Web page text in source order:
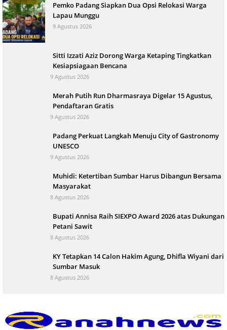
Pemko Padang Siapkan Dua Opsi Relokasi Warga
Lapau Munggu
9 Agustus 2026
Sitti Izzati Aziz Dorong Warga Ketaping Tingkatkan
Kesiapsiagaan Bencana
9 Agustus 2026
Merah Putih Run Dharmasraya Digelar 15 Agustus,
Pendaftaran Gratis
9 Agustus 2026
Padang Perkuat Langkah Menuju City of Gastronomy
UNESCO
9 Agustus 2026
Muhidi: Ketertiban Sumbar Harus Dibangun Bersama
Masyarakat
8 Agustus 2026
Bupati Annisa Raih SIEXPO Award 2026 atas Dukungan
Petani Sawit
8 Agustus 2026
KY Tetapkan 14 Calon Hakim Agung, Dhifla Wiyani dari
Sumbar Masuk
8 Agustus 2026